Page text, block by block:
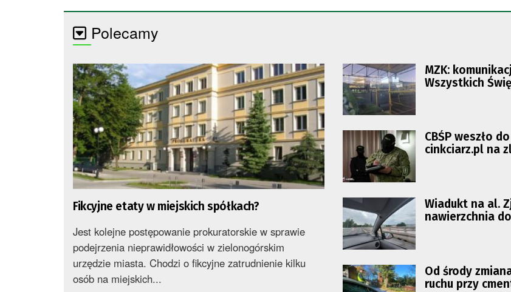
Polecamy
Fikcyjne etaty w miejskich spółkach?
Jest kolejne postępowanie prokuratorskie w sprawie
podejrzenia nieprawidłowości w zielonogórskim
urzędzie miasta. Chodzi o fikcyjne zatrudnienie kilku
osób na miejskich...
MZK:
Wszystkich
CBŚP weszło
cinkciarz.pl na
Wiadukt na al.
nawierzchnia
Od środy
ruchu przy